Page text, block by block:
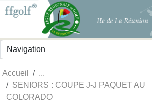
Accueil
SENIORS : COUPE J-J PAQUET AU
COLORADO
Panneau de gestion des cookies